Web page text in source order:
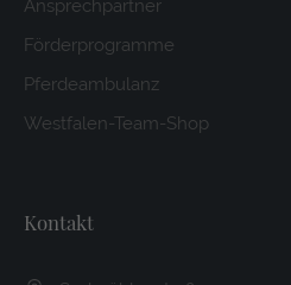
Ansprechpartner
Förderprogramme
Pferdeambulanz
Westfalen-Team-Shop
Kontakt